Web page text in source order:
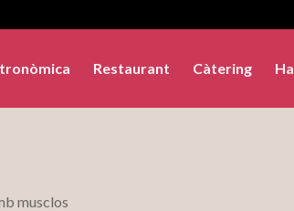
Restaurant Càtering
musclos